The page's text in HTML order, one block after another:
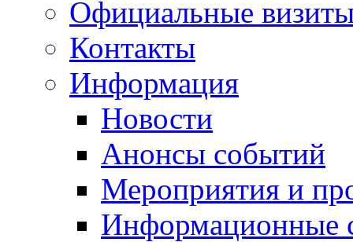
Официальные
Контакты
Информация
Новости
Анонсы событий
Мероприятия и
Информационные